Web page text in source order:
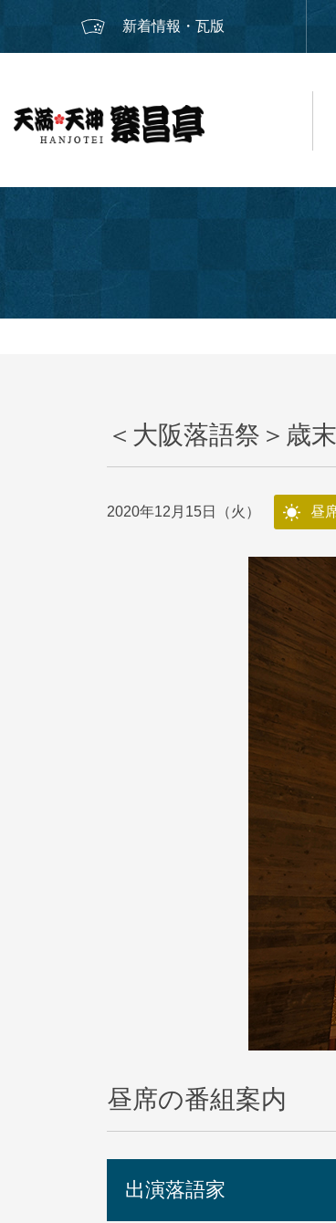
新着情報・瓦版
＜大阪落語祭＞歳
2020年12月15日（火） 昼
昼席の番組案内
出演落語家